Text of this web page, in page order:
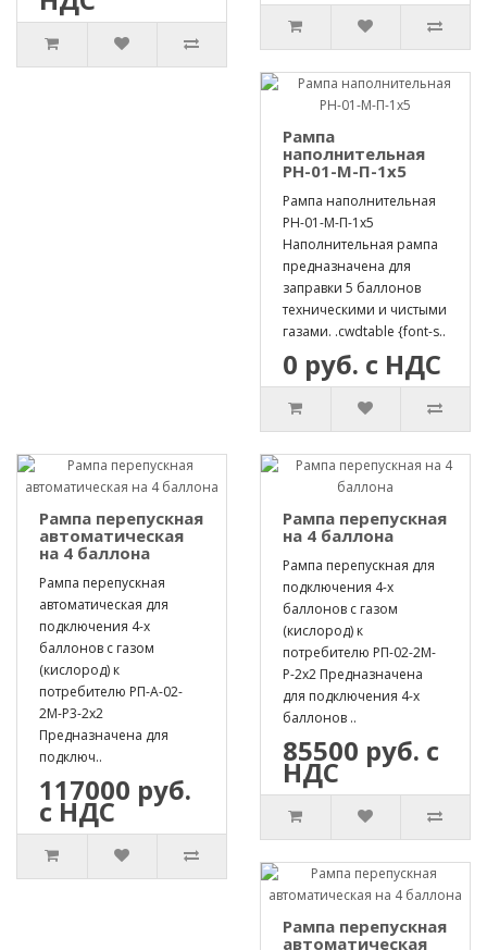
Рампа
наполнительная
РН-01-М-П-1х5
Рампа наполнительная
РН-01-М-П-1х5
Наполнительная рампа
предназначена для
заправки 5 баллонов
техническими и чистыми
газами. .cwdtable {font-s..
0 руб. с НДС
Рампа перепускная
автоматическая
на 4 баллона
Рампа перепускная
автоматическая для
подключения 4-х
баллонов с газом
(кислород) к
потребителю РП-А-02-
2М-Р3-2х2
Предназначена для
подключ..
117000 руб.
с НДС
Рампа перепускная
на 4 баллона
Рампа перепускная для
подключения 4-х
баллонов с газом
(кислород) к
потребителю РП-02-2М-
Р-2х2 Предназначена
для подключения 4-х
баллонов ..
85500 руб. с
НДС
Рампа перепускная
автоматическая